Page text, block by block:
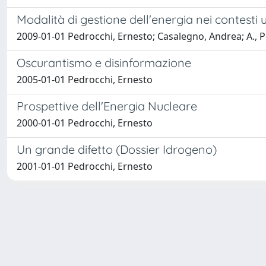
Modalità di gestione dell'energia nei contesti
2009-01-01 Pedrocchi, Ernesto; Casalegno, Andrea; A.,
Oscurantismo e disinformazione
2005-01-01 Pedrocchi, Ernesto
Prospettive dell'Energia Nucleare
2000-01-01 Pedrocchi, Ernesto
Un grande difetto (Dossier Idrogeno)
2001-01-01 Pedrocchi, Ernesto